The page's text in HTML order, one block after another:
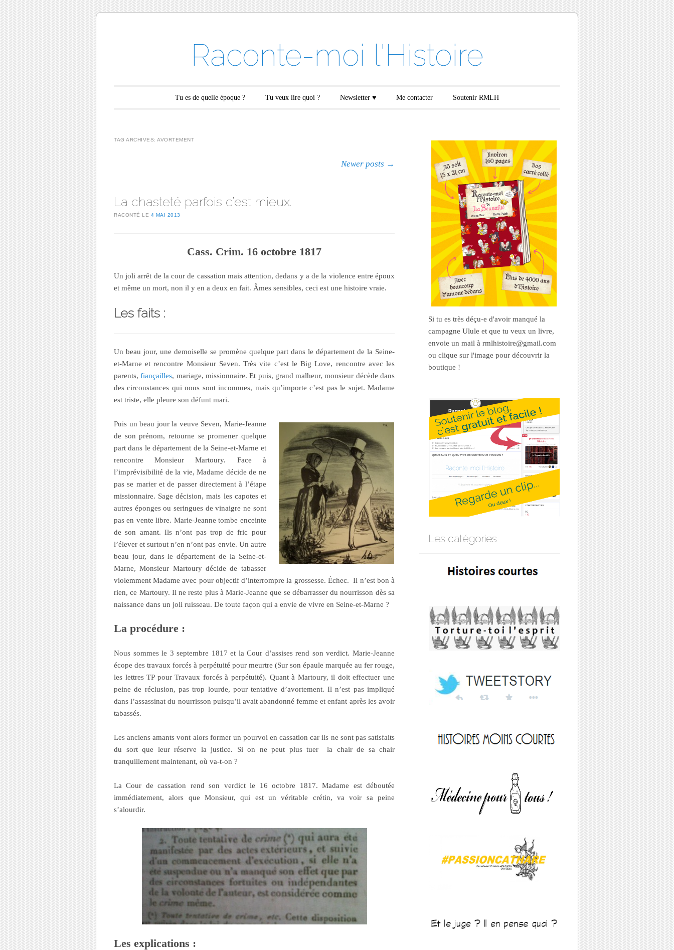
Raconte-moi l'Histoire
Main menuTu es de quelle époque ? Tu veux lire quoi ? Newsletter ♥ Me contacter Soutenir RMLH
TAG ARCHIVES: AVORTEMENT
Newer posts →
La chasteté parfois c’est mieux.
RACONTÉ LE 4 MAI 2013
Cass. Crim. 16 octobre 1817
Un joli arrêt de la cour de cassation mais attention, dedans y a de la violence entre époux
et même un mort, non il y en a deux en fait. Âmes sensibles, ceci est une histoire vraie.
Les faits :
Un beau jour, une demoiselle se promène quelque part dans le département de la Seine-
et-Marne et rencontre Monsieur Seven. Très vite c’est le Big Love, rencontre avec les
parents,fiançailles, mariage, missionnaire. Et puis, grand malheur, monsieur décède dans
des circonstances qui nous sont inconnues, mais qu’importe c’est pas le sujet. Madame
est triste, elle pleure son défunt mari.
Puis un beau jour la veuve Seven, Marie-Jeanne
de son prénom, retourne se promener quelque
part dans le département de la Seine-et-Marne et
rencontre Monsieur Martoury. Face à
l’imprévisibilité de la vie, Madame décide de ne
pas se marier et de passer directement à l’étape
missionnaire. Sage décision, mais les capotes et
autres éponges ou seringues de vinaigre ne sont
pas en vente libre. Marie-Jeanne tombe enceinte
de son amant. Ils n’ont pas trop de fric pour
l’élever et surtout n’en n’ont pas envie. Un autre
beau jour, dans le département de la Seine-et-
Marne, Monsieur Martoury décide de tabasser
violemment Madame avec pour objectif d’interrompre la grossesse. Échec. Il n’est bon à
rien, ce Martoury. Il ne reste plus à Marie-Jeanne que se débarrasser du nourrisson dès sa
naissance dans un joli ruisseau. De toute façon qui a envie de vivre en Seine-et-Marne ?
La procédure :
Nous sommes le 3 septembre 1817 et la Cour d’assises rend son verdict. Marie-Jeanne
écope des travaux forcés à perpétuité pour meurtre (Sur son épaule marquée au fer rouge,
les lettres TP pour Travaux forcés à perpétuité). Quant à Martoury, il doit effectuer une
peine de réclusion, pas trop lourde, pour tentative d’avortement. Il n’est pas impliqué
dans l’assassinat du nourrisson puisqu’il avait abandonné femme et enfant après les avoir
tabassés.
Les anciens amants vont alors former un pourvoi en cassation car ils ne sont pas satisfaits
du sort que leur réserve la justice. Si on ne peut plus tuer la chair de sa chair
tranquillement maintenant, où va-t-on ?
La Cour de cassation rend son verdict le 16 octobre 1817. Madame est déboutée
immédiatement, alors que Monsieur, qui est un véritable crétin, va voir sa peine
s’alourdir.
Les explications :
Si tu es très déçu-e d'avoir manqué la
campagne Ulule et que tu veux un livre,
envoie un mail à rmlhistoire@gmail.com
ou clique sur l'image pour découvrir la
boutique !
Les catégories